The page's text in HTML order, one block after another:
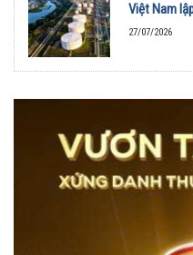
Việt Nam
27/07/2026